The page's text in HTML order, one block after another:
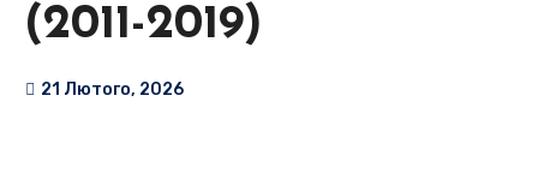
(2011-2019)
21 Лютого, 2026